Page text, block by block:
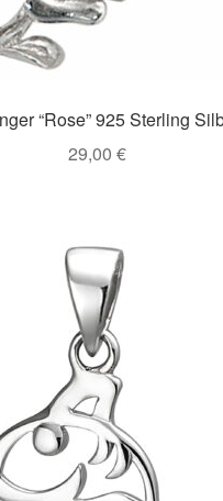
“Rose” 925 Sterling
29,00 €